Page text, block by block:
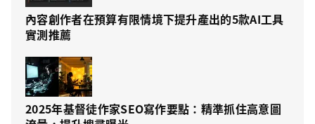
內容創作者在預算有限情境下提升產出的5款AI工具
實測推薦
2025年基督徒作家SEO寫作要點：精準抓住高意圖